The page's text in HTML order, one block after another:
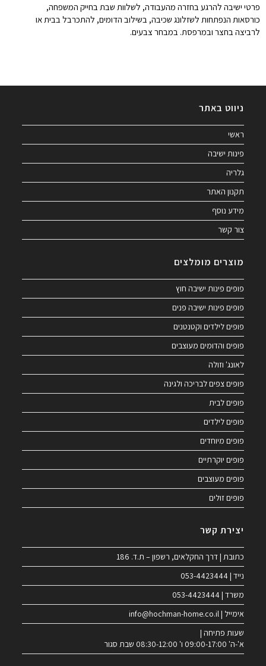
פרטי ישיבה להרגע בחזרה מהעבודה, לשלוות שבת בחייק המשפחה,
כורסאות הנפתחות לשזלונג שכיבה, בשילוב הדומים, להתכרבל בבית או
לרביצה בחצר ובמרפסת. במבחר צבעים.
ניווט באתר
ראשי
פינות ישיבה
גלריה
תקנון האתר
מידע נוסף
צור קשר
מוצרים מומלצים
פופים פינות ישיבה חוץ
פופים פינות ישיבה פנים
פופים לילדים וקטנטנים
פופים והדומים מעוצבים
לאונג' וזולה
פופים צפים לבריכה ולגינה
פופים לבית
פופים לילדים
פופים מיוחדים
פופים יוקרתיים
פופים מעוצבים
פופים זולים
יצירת קשר
כתובת | דרך החקלאים, רשפון – ת.ד. 186
נייד | 053-4423444
משרד | 053-4423444
אימייל | info@hochman-home.co.il
שעות פתיחה |
א'-ה' 09:00-17:00 ו' 08:30-12:00 שבת סגור